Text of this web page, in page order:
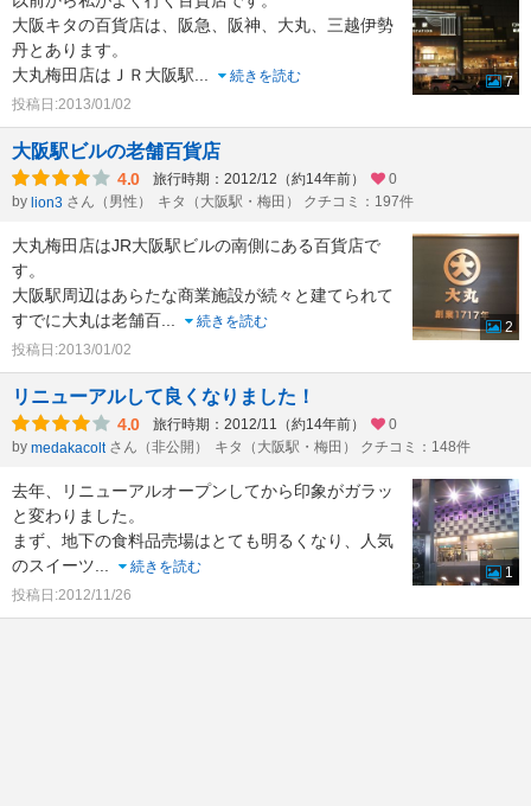
大阪キタの百貨店は、阪急、阪神、大丸、三越伊勢
丹とあります。
大丸梅田店はＪＲ大阪駅...
続きを読む
投稿日:2013/01/02
7
大阪駅ビルの老舗百貨店
4.0 旅行時期：2012/12（約14年前）
0
by lion3 さん（男性） キタ（大阪駅・梅田） クチコミ：197件
大丸梅田店はJR大阪駅ビルの南側にある百貨店で
す。
大阪駅周辺はあらたな商業施設が続々と建てられて
すでに大丸は老舗百...
続きを読む
投稿日:2013/01/02
2
リニューアルして良くなりました！
4.0 旅行時期：2012/11（約14年前）
0
by medakacolt さん（非公開） キタ（大阪駅・梅田） クチコミ：148件
去年、リニューアルオープンしてから印象がガラッ
と変わりました。
まず、地下の食料品売場はとても明るくなり、人気
のスイーツ...
続きを読む
投稿日:2012/11/26
1